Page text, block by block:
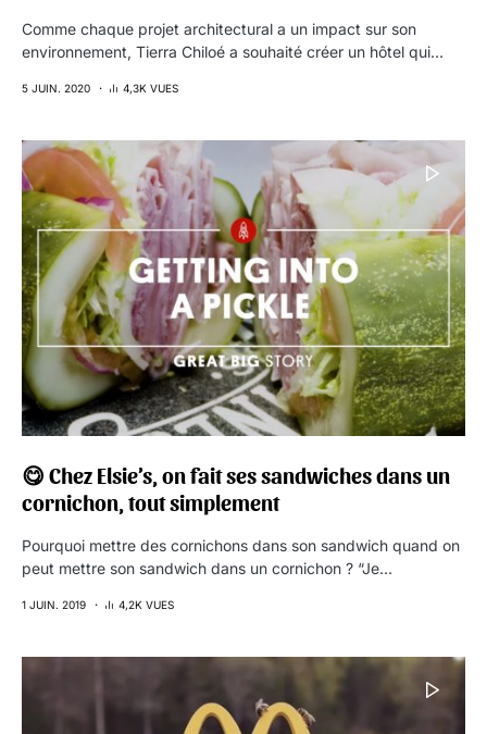
Comme chaque projet architectural a un impact sur son
environnement, Tierra Chiloé a souhaité créer un hôtel qui…
5 JUIN. 2020 4,3K VUES
😋 Chez Elsie’s, on fait ses sandwiches dans un
cornichon, tout simplement
Pourquoi mettre des cornichons dans son sandwich quand on
peut mettre son sandwich dans un cornichon ? “Je…
1 JUIN. 2019 4,2K VUES